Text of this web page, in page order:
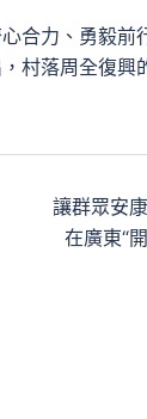
合力、勇毅
村落周全復興
讓群眾安
在廣東“